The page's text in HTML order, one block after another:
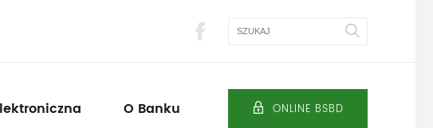
Szukaj
O Banku ONLINE BSBD